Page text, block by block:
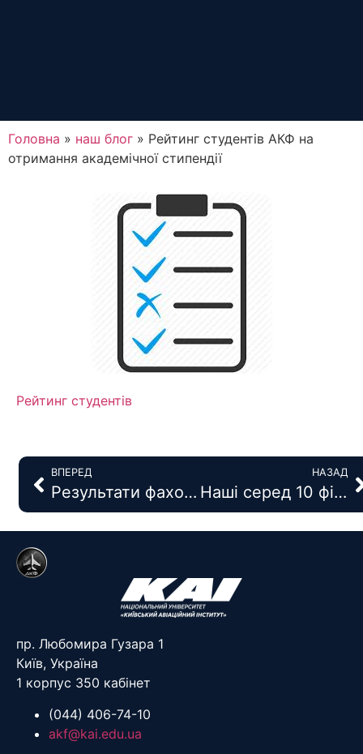
Головна » наш блог » Рейтинг студентів АКФ на
отримання академічної стипендії
Рейтинг студентів
ВПЕРЕД
Результати фахових вступних випробувань АКФ ОС “Магістр”
НАЗАД
Наші серед 10 фіналістів конкурсу інженерних стартапів Vernadsky Challenge 2020 року
пр. Любомира Гузара 1
Київ, Україна
1 корпус 350 кабінет
(044) 406-74-10
akf@kai.edu.ua